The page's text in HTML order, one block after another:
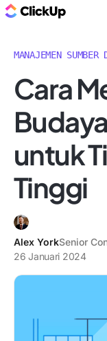
MANAJEMEN SUMBER
Cara
untuk
Tinggi
Alex YorkSenior
26 Januari 2024